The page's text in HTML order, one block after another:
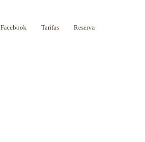
Facebook Tarifas Reserva